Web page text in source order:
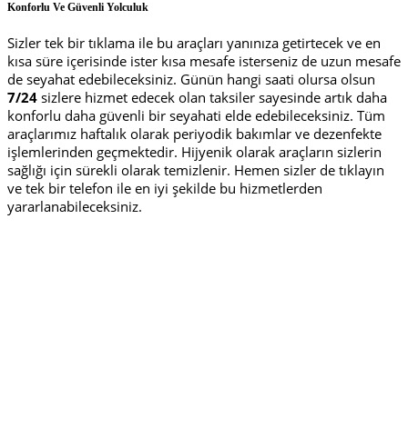
Konforlu Ve Güvenli Yolculuk
Sizler tek bir tıklama ile bu araçları yanınıza getirtecek ve en
kısa süre içerisinde ister kısa mesafe isterseniz de uzun mesafe
de seyahat edebileceksiniz. Günün hangi saati olursa olsun
7/24 sizlere hizmet edecek olan taksiler sayesinde artık daha
konforlu daha güvenli bir seyahati elde edebileceksiniz. Tüm
araçlarımız haftalık olarak periyodik bakımlar ve dezenfekte
işlemlerinden geçmektedir. Hijyenik olarak araçların sizlerin
sağlığı için sürekli olarak temizlenir. Hemen sizler de tıklayın
ve tek bir telefon ile en iyi şekilde bu hizmetlerden
yararlanabileceksiniz.